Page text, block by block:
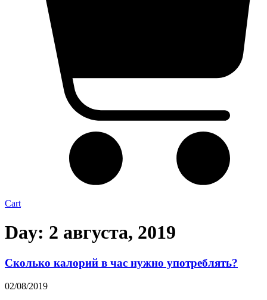
Cart
Day: 2 августа, 2019
Сколько калорий в час нужно употреблять?
02/08/2019